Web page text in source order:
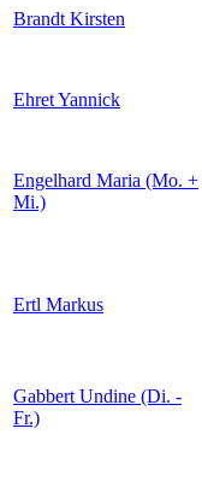
Brandt Kirsten
Ehret Yannick
Engelhard Maria (Mo. +
Mi.)
Ertl Markus
Gabbert Undine (Di. -
Fr.)